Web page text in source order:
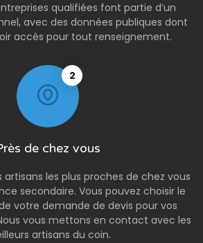
qualifiées font partie d’un
avec des données publiques dont
accès pour tout renseignement.
2
de chez vous
artisans les plus proches de chez vous
secondaire. Vous pouvez choisir le
votre demande de devis pour vos
vous mettons en contact avec les
artisans du coin.